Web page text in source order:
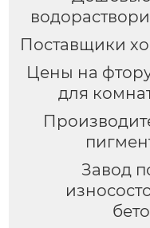
Поставщики
Цены на
для
Завод